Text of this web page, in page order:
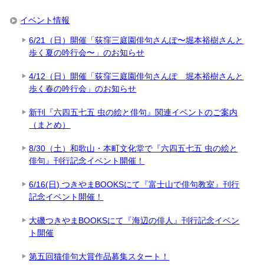
イベント情報
6/21（日）開催「荻窪三庭園俳句さんぽ〜堀本裕樹さんと
歩く夏の吟行会〜」のお知らせ
4/12（日）開催「荻窪三庭園俳句さんぽ 堀本裕樹さんと
歩く春の吟行会」のお知らせ
新刊『六四五七五 虫の絵と俳句』関連イベントのご案内
（まとめ）
8/30（土）和歌山・本町文化堂で『六四五七五 虫の絵と
俳句』刊行記念イベント開催！
6/16(日) つきやまBOOKSにて『富士山で俳句教室』刊行
記念イベント開催！
大磯つきやまBOOKSにて『海辺の俳人』刊行記念イベン
ト開催
第五回猫俳句大賞作品募集スタート！